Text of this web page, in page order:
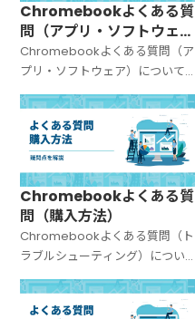
Chromebookよくある質
問（アプリ・ソフトウェ
ア）
Chromebookよくある質問（ア
プリ・ソフトウェア）について
まとめました。
Chromebookよくある質
問（購入方法）
Chromebookよくある質問（ト
ラブルシューティング）につい
てまとめました。